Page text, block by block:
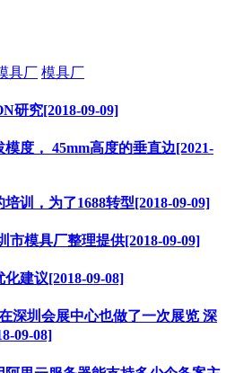
具厂 模具厂
研究[2018-09-09]
度， 45mm高度的垂直边[2021-
训，为了1688转型[2018-09-09]
市模具厂整理提供[2018-09-09]
建议[2018-09-08]
深圳会展中心也做了一次展览 深
09-08]